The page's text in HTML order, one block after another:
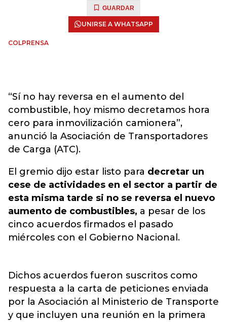
GUARDAR
UNIRSE A WHATSAPP
COLPRENSA
“Sí no hay reversa en el aumento del
combustible, hoy mismo decretamos hora
cero para inmovilización camionera”,
anunció la Asociación de Transportadores
de Carga (ATC).
El gremio dijo estar listo para decretar un
cese de actividades en el sector a partir de
esta misma tarde si no se reversa el nuevo
aumento de combustibles, a pesar de los
cinco acuerdos firmados el pasado
miércoles con el Gobierno Nacional.
Dichos acuerdos fueron suscritos como
respuesta a la carta de peticiones enviada
por la Asociación al Ministerio de Transporte
y que incluyen una reunión en la primera